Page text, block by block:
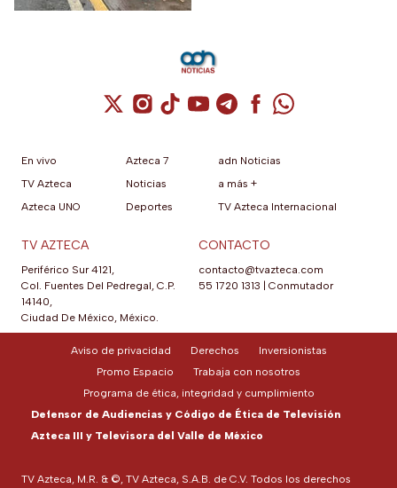
Cuenta de X / Twitter (se abre en una
Cuenta de Instagram (se abre en una
Cuenta de TikTok (se abre en
Cuenta de YouTube (se abre
Cuenta de Telegram (se
Cuenta de
Cuenta de
En vivo
TV Azteca
Azteca UNO
Azteca 7
Noticias
Deportes
adn Noticias
a más +
TV Azteca Internacional
TV AZTECA
Periférico Sur 4121,
Col. Fuentes Del Pedregal, C.P.
14140,
Ciudad De México, México.
CONTACTO
contacto@tvazteca.com
55 1720 1313
Conmutador
TV Azteca, M.R. & ©, TV Azteca, S.A.B. de C.V. Todos los derechos
Aviso de privacidad Derechos
Inversionistas
Promo Espacio
Trabaja con nosotros
Programa de ética, integridad y cumplimiento
Defensor de Audiencias y Código de Ética de Televisión
Azteca III y Televisora del Valle de México